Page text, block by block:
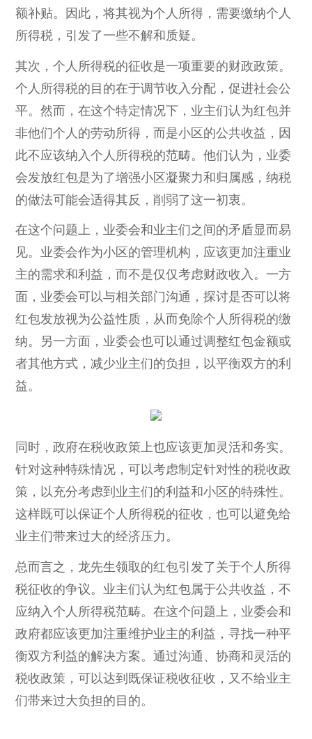
额补贴。因此，将其视为个人所得，需要缴纳个人
所得税，引发了一些不解和质疑。
其次，个人所得税的征收是一项重要的财政政策。
个人所得税的目的在于调节收入分配，促进社会公
平。然而，在这个特定情况下，业主们认为红包并
非他们个人的劳动所得，而是小区的公共收益，因
此不应该纳入个人所得税的范畴。他们认为，业委
会发放红包是为了增强小区凝聚力和归属感，纳税
的做法可能会适得其反，削弱了这一初衷。
在这个问题上，业委会和业主们之间的矛盾显而易
见。业委会作为小区的管理机构，应该更加注重业
主的需求和利益，而不是仅仅考虑财政收入。一方
面，业委会可以与相关部门沟通，探讨是否可以将
红包发放视为公益性质，从而免除个人所得税的缴
纳。另一方面，业委会也可以通过调整红包金额或
者其他方式，减少业主们的负担，以平衡双方的利
益。
同时，政府在税收政策上也应该更加灵活和务实。
针对这种特殊情况，可以考虑制定针对性的税收政
策，以充分考虑到业主们的利益和小区的特殊性。
这样既可以保证个人所得税的征收，也可以避免给
业主们带来过大的经济压力。
总而言之，龙先生领取的红包引发了关于个人所得
税征收的争议。业主们认为红包属于公共收益，不
应纳入个人所得税范畴。在这个问题上，业委会和
政府都应该更加注重维护业主的利益，寻找一种平
衡双方利益的解决方案。通过沟通、协商和灵活的
税收政策，可以达到既保证税收征收，又不给业主
们带来过大负担的目的。